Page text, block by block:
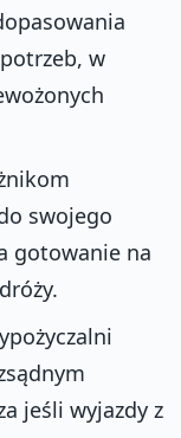
w
swojego
gotowanie na
jeśli wyjazdy z